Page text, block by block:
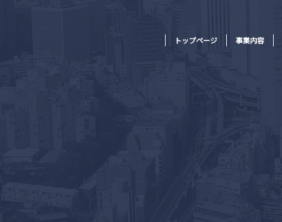
トップページ 事業内容